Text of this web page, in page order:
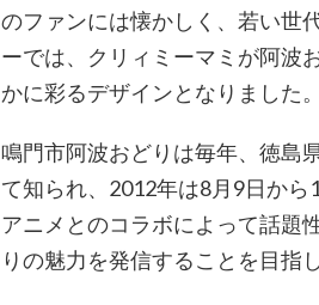
のファンには懐かしく、若い世
ーでは、クリィミーマミが阿波
かに彩るデザインとなりました。
鳴門市阿波おどりは毎年、徳島
て知られ、2012年は8月9日から
アニメとのコラボによって話題
りの魅力を発信することを目指